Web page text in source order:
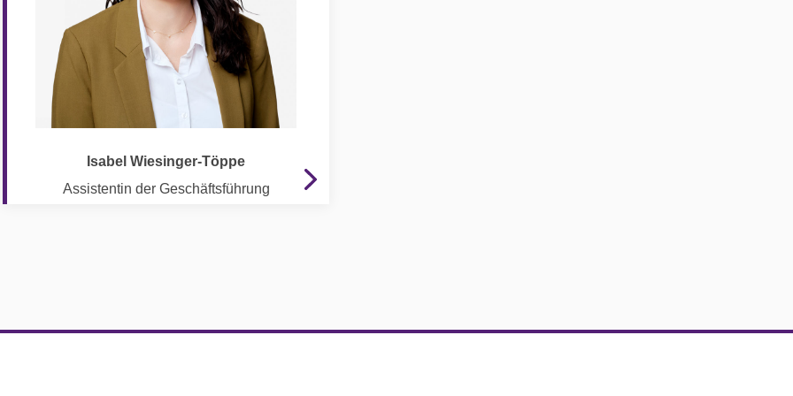
Isabel Wiesinger-Töppe
Assistentin der Geschäftsführung